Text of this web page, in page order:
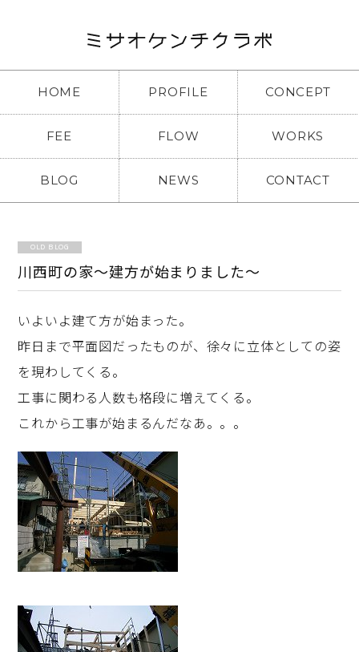
HOME PROFILE CONCEPT
FEE FLOW WORKS
BLOG NEWS CONTACT
OLD BLOG
川西町の家～建方が始まりました～
いよいよ建て方が始まった。
昨日まで平面図だったものが、徐々に立体としての姿
を現わしてくる。
工事に関わる人数も格段に増えてくる。
これから工事が始まるんだなあ。。。